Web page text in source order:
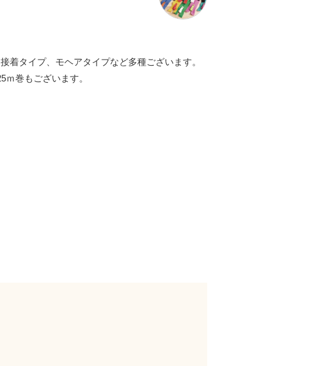
着タイプ、モヘアタイプなど多種ございます。
ｍ巻もございます。